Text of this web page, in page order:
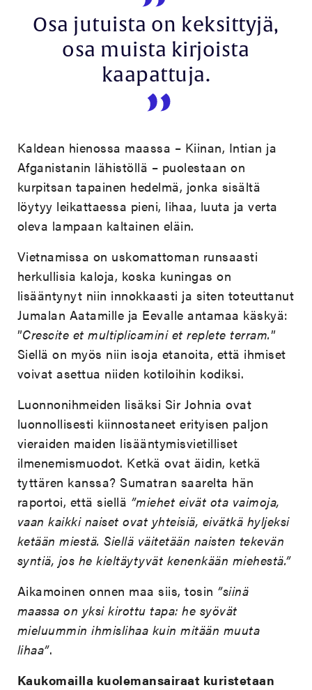
Osa jutuista on keksittyjä,
osa muista kirjoista
kaapattuja.
Kaldean hienossa maassa – Kiinan, Intian ja
Afganistanin lähistöllä – puolestaan on
kurpitsan tapainen hedelmä, jonka sisältä
löytyy leikattaessa pieni, lihaa, luuta ja verta
oleva lampaan kaltainen eläin.
Vietnamissa on uskomattoman runsaasti
herkullisia kaloja, koska kuningas on
lisääntynyt niin innokkaasti ja siten toteuttanut
Jumalan Aatamille ja Eevalle antamaa käskyä:
”Crescite et multiplicamini et replete terram.”
Siellä on myös niin isoja etanoita, että ihmiset
voivat asettua niiden kotiloihin kodiksi.
Luonnonihmeiden lisäksi Sir Johnia ovat
luonnollisesti kiinnostaneet erityisen paljon
vieraiden maiden lisääntymisvietilliset
ilmenemismuodot. Ketkä ovat äidin, ketkä
tyttären kanssa? Sumatran saarelta hän
raportoi, että siellä ”miehet eivät ota vaimoja,
vaan kaikki naiset ovat yhteisiä, eivätkä hyljeksi
ketään miestä. Siellä väitetään naisten tekevän
syntiä, jos he kieltäytyvät kenenkään miehestä.”
Aikamoinen onnen maa siis, tosin ”siinä
maassa on yksi kirottu tapa: he syövät
mieluummin ihmislihaa kuin mitään muuta
lihaa”.
Kaukomailla kuolemansairaat kuristetaan